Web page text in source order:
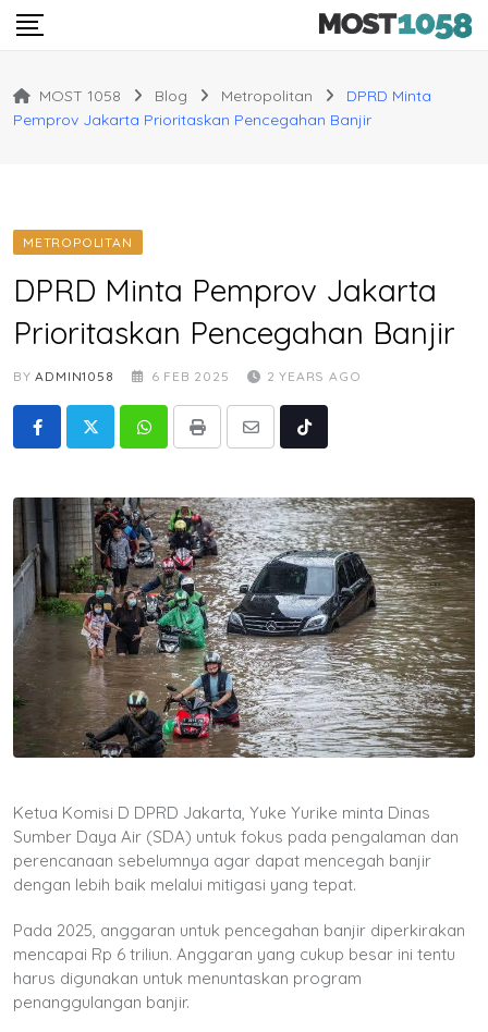
Skip
MOST 1058 Blog Metropolitan
DPRD Minta
Pemprov Jakarta Prioritaskan Pencegahan Banjir
METROPOLITAN
DPRD Minta Pemprov Jakarta
Prioritaskan Pencegahan Banjir
BYADMIN1058 6 FEB 2025 2 YEARS AGO
WhatsappPrint
Share
Tiktok
Ketua Komisi D DPRD Jakarta, Yuke Yurike minta Dinas
Sumber Daya Air (SDA) untuk fokus pada pengalaman dan
perencanaan sebelumnya agar dapat mencegah banjir
dengan lebih baik melalui mitigasi yang tepat.
Pada 2025, anggaran untuk pencegahan banjir diperkirakan
mencapai Rp 6 triliun. Anggaran yang cukup besar ini tentu
harus digunakan untuk menuntaskan program
penanggulangan banjir.